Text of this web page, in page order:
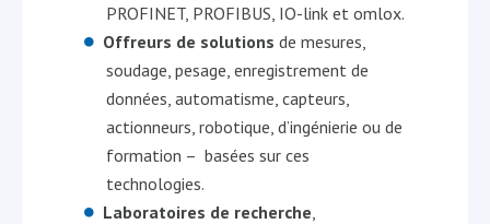
PROFINET, PROFIBUS, IO-link et omlox.
Offreurs de solutions de mesures,
soudage, pesage, enregistrement de
données, automatisme, capteurs,
actionneurs, robotique, d’ingénierie ou de
formation – basées sur ces
technologies.
Laboratoires de recherche